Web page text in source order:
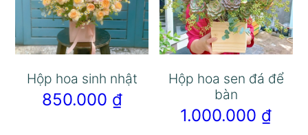
Hộp hoa sinh nhật
850.000 ₫
Hộp hoa sen đá để
bàn
1.000.000 ₫